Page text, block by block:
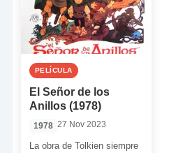
PELÍCULA
El Señor de los
Anillos (1978)
1978 27 Nov 2023
La obra de Tolkien siempre